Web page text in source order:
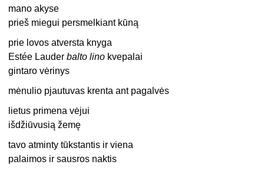
mano akyse
prieš miegui persmelkiant kūną
prie lovos atversta knyga
Estée Lauder balto lino kvepalai
gintaro vėrinys
mėnulio pjautuvas krenta ant pagalvės
lietus primena vėjui
išdžiūvusią žemę
tavo atminty tūkstantis ir viena
palaimos ir sausros naktis